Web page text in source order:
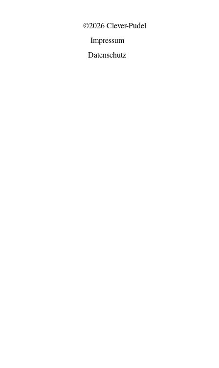
©2026 Clever-Pudel
Impressum
Datenschutz